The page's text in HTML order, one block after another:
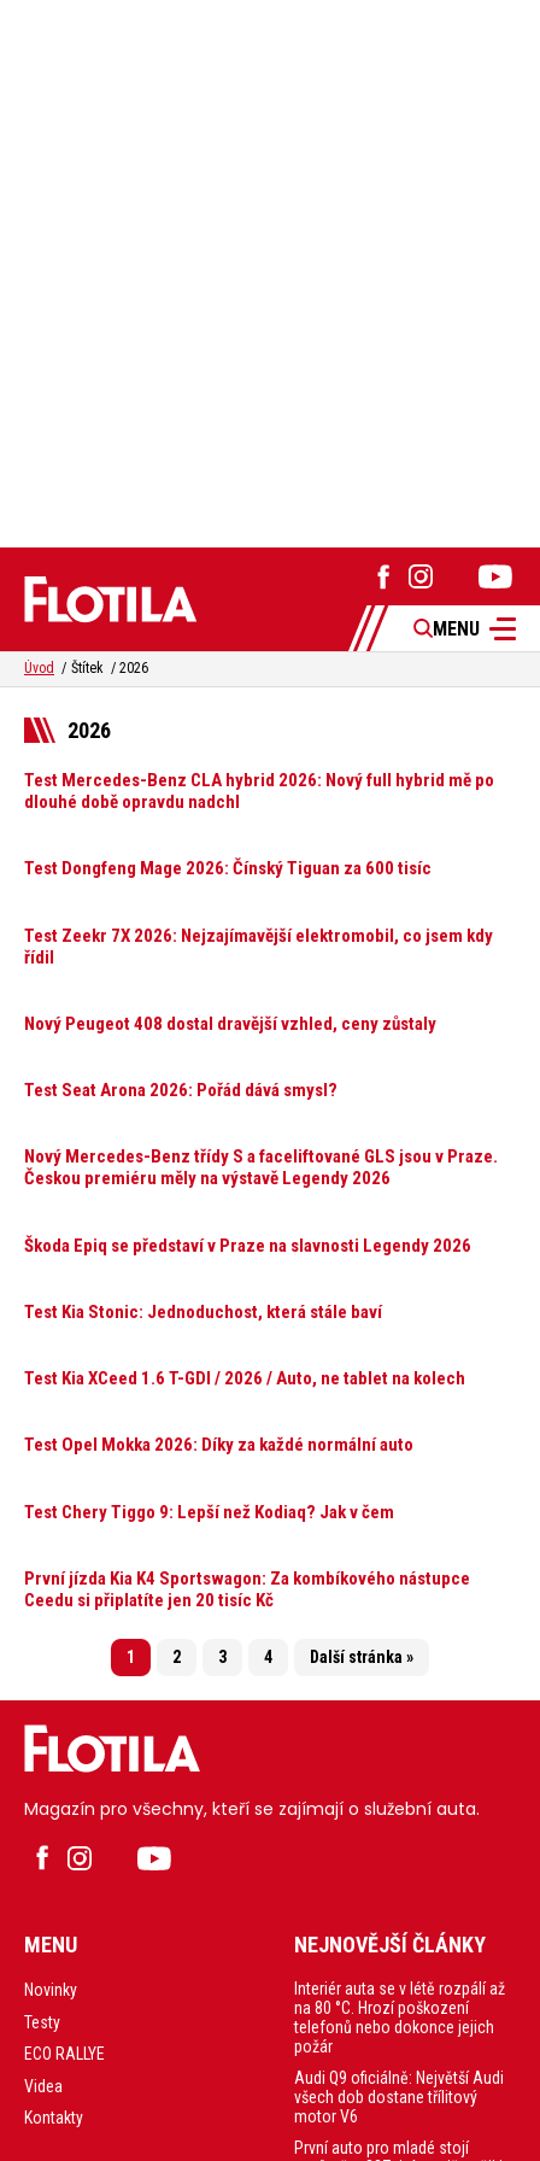
MENU
Úvod Štítek 2026
2026
Test Mercedes-Benz CLA hybrid 2026: Nový full hybrid mě po
dlouhé době opravdu nadchl
Test Dongfeng Mage 2026: Čínský Tiguan za 600 tisíc
Test Zeekr 7X 2026: Nejzajímavější elektromobil, co jsem kdy
řídil
Nový Peugeot 408 dostal dravější vzhled, ceny zůstaly
Test Seat Arona 2026: Pořád dává smysl?
Nový Mercedes-Benz třídy S a faceliftované GLS jsou v Praze.
Českou premiéru měly na výstavě Legendy 2026
Škoda Epiq se představí v Praze na slavnosti Legendy 2026
Test Kia Stonic: Jednoduchost, která stále baví
Test Kia XCeed 1.6 T-GDI / 2026 / Auto, ne tablet na kolech
Test Opel Mokka 2026: Díky za každé normální auto
Test Chery Tiggo 9: Lepší než Kodiaq? Jak v čem
První jízda Kia K4 Sportswagon: Za kombíkového nástupce
Ceedu si připlatíte jen 20 tisíc Kč
1 2 3 4 Další stránka »
Magazín pro všechny, kteří se zajímají o služební auta.
MENU
Novinky
Testy
ECO RALLYE
Videa
Kontakty
NEJNOVĚJŠÍ ČLÁNKY
Interiér auta se v létě rozpálí až
na 80 °C. Hrozí poškození
telefonů nebo dokonce jejich
požár
Audi Q9 oficiálně: Největší Audi
všech dob dostane třílitový
motor V6
První auto pro mladé stojí